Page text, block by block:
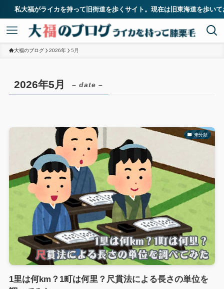
ライカを持って旧街道を歩くサイト。現在は旧東海道を歩いており、江
大福のブログ 2026年 5月
2026年5月 – date –
未分類
1里は何km？1町は何里？尺貫法による長さの単位を